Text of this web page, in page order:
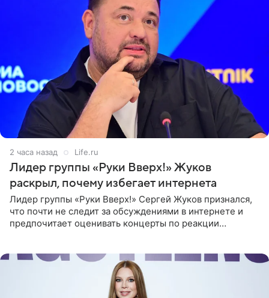
2 часа назад Life.ru
Лидер группы «Руки Вверх!» Жуков
раскрыл, почему избегает интернета
Лидер группы «Руки Вверх!» Сергей Жуков признался,
что почти не следит за обсуждениями в интернете и
предпочитает оценивать концерты по реакции